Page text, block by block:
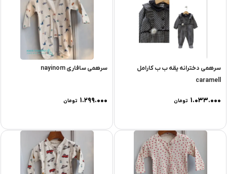
سرهمی دخترانه يقه ب ب کارامل
caramell
۱.۰۳۳.۰۰۰ تومان
سرهمی سافاری nayinom
۱.۲۹۹.۰۰۰ تومان